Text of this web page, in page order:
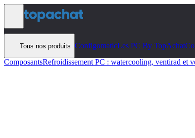
Aller au contenu
Tous nos produits ConfigomaticLes PC By TopAchat
ComposantsRefroidissement PC : watercooling, ventirad et